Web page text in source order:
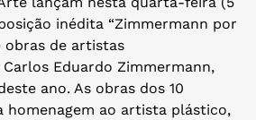
inédita “Zimmermann por
obras de artistas
Eduardo Zimmermann,
ano. As obras dos 10
homenagem ao artista plástico,